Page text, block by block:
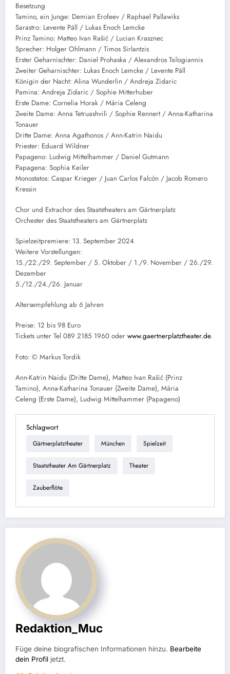
Besetzung
Tamino, ein Junge: Demian Erofeev / Raphael Pallawiks
Sarastro: Levente Páll / Lukas Enoch Lemcke
Prinz Tamino: Matteo Ivan Rašić / Lucian Krasznec
Sprecher: Holger Ohlmann / Timos Sirlantzis
Erster Geharnischter: Daniel Prohaska / Alexandros Tsilogiannis
Zweiter Geharnischter: Lukas Enoch Lemcke / Levente Páll
Königin der Nacht: Alina Wunderlin / Andreja Zidaric
Pamina: Andreja Zidaric / Sophie Mitterhuber
Erste Dame: Cornelia Horak / Mária Celeng
Zweite Dame: Anna Tetruashvili / Sophie Rennert / Anna-Katharina
Tonauer
Dritte Dame: Anna Agathonos / Ann-Katrin Naidu
Priester: Eduard Wildner
Papageno: Ludwig Mittelhammer / Daniel Gutmann
Papagena: Sophia Keiler
Monostatos: Caspar Krieger / Juan Carlos Falcón / Jacob Romero
Kressin
Chor und Extrachor des Staatstheaters am Gärtnerplatz
Orchester des Staatstheaters am Gärtnerplatz
Spielzeitpremiere: 13. September 2024
Weitere Vorstellungen:
15./22./29. September / 5. Oktober / 1./9. November / 26./29.
Dezember
5./12./24./26. Januar
Altersempfehlung ab 6 Jahren
Preise: 12 bis 98 Euro
Tickets unter Tel 089 2185 1960 oder www.gaertnerplatztheater.de.
Foto: © Markus Tordik
Ann-Katrin Naidu (Dritte Dame), Matteo Ivan Rašić (Prinz
Tamino), Anna-Katharina Tonauer (Zweite Dame), Mária
Celeng (Erste Dame), Ludwig Mittelhammer (Papageno)
Schlagwort
Gärtnerplatztheater München Spielzeit
Staatstheater Am Gärtnerplatz Theater
Zauberflöte
Redaktion_Muc
Füge deine biografischen Informationen hinzu. Bearbeite
dein Profil jetzt.